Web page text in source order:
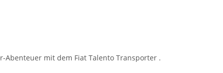
Abenteuer mit dem Fiat Talento Transporter .